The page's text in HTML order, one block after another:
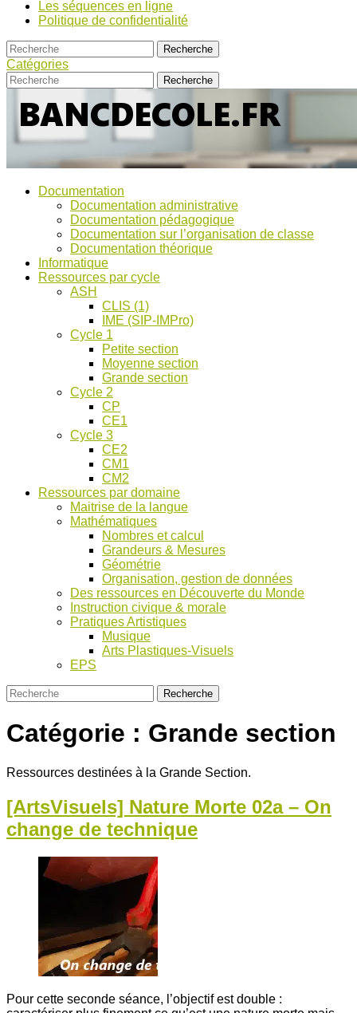
Les séquences en ligne
Politique de confidentialité
Catégories
Bancs
d’Ecole
pour
discussions
Documentation
Documentation administrative
Documentation pédagogique
Documentation sur l’organisation de classe
Documentation théorique
Informatique
Ressources par cycle
ASH
CLIS (1)
IME (SIP-IMPro)
Cycle 1
Petite section
Moyenne section
Grande section
Cycle 2
CP
CE1
Cycle 3
CE2
CM1
CM2
Ressources par domaine
Maitrise de la langue
Mathématiques
Nombres et calcul
Grandeurs & Mesures
Géométrie
Organisation, gestion de données
Des ressources en Découverte du Monde
Instruction civique & morale
Pratiques Artistiques
Musique
Arts Plastiques-Visuels
EPS
Catégorie : Grande section
Ressources destinées à la Grande Section.
[ArtsVisuels] Nature Morte 02a – On
change de technique
Pour cette seconde séance, l’objectif est double :